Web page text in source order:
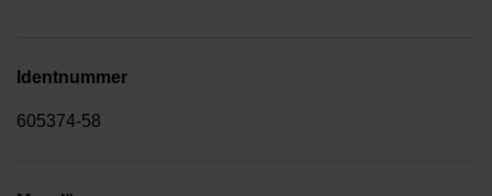
Identnummer
605374-58